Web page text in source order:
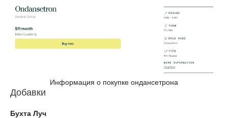
Информация о покупке ондансетрона
Добавки
Бухта Луч